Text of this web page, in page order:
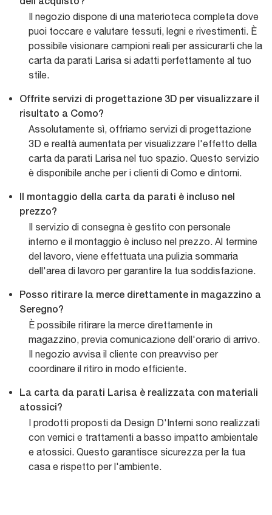
Il negozio dispone di una materioteca completa dove
puoi toccare e valutare tessuti, legni e rivestimenti. È
possibile visionare campioni reali per assicurarti che la
carta da parati Larisa si adatti perfettamente al tuo
stile.
Offrite servizi di progettazione 3D per visualizzare il
risultato a Como?
Assolutamente sì, offriamo servizi di progettazione
3D e realtà aumentata per visualizzare l'effetto della
carta da parati Larisa nel tuo spazio. Questo servizio
è disponibile anche per i clienti di Como e dintorni.
Il montaggio della carta da parati è incluso nel
prezzo?
Il servizio di consegna è gestito con personale
interno e il montaggio è incluso nel prezzo. Al termine
del lavoro, viene effettuata una pulizia sommaria
dell'area di lavoro per garantire la tua soddisfazione.
Posso ritirare la merce direttamente in magazzino a
Seregno?
È possibile ritirare la merce direttamente in
magazzino, previa comunicazione dell'orario di arrivo.
Il negozio avvisa il cliente con preavviso per
coordinare il ritiro in modo efficiente.
La carta da parati Larisa è realizzata con materiali
atossici?
I prodotti proposti da Design D'Interni sono realizzati
con vernici e trattamenti a basso impatto ambientale
e atossici. Questo garantisce sicurezza per la tua
casa e rispetto per l'ambiente.